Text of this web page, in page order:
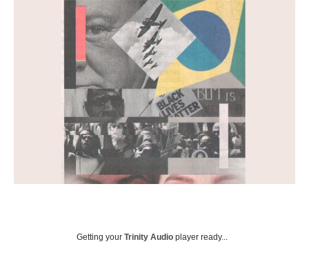
Getting your Trinity Audio player ready...